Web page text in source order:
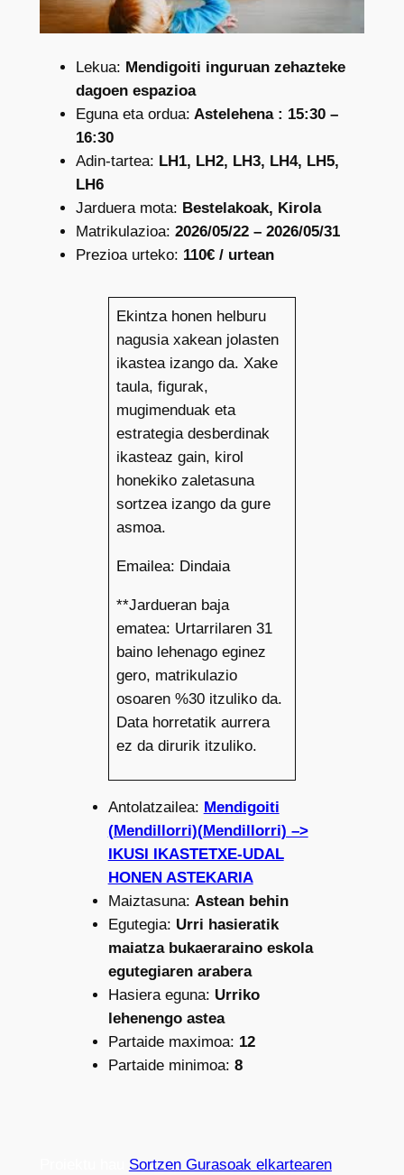
Lekua: Mendigoiti inguruan zehazteke
dagoen espazioa
Eguna eta ordua: Astelehena : 15:30 –
16:30
Adin-tartea: LH1, LH2, LH3, LH4, LH5,
LH6
Jarduera mota: Bestelakoak, Kirola
Matrikulazioa: 2026/05/22 – 2026/05/31
Prezioa urteko: 110€ / urtean
Ekintza honen helburu
nagusia xakean jolasten
ikastea izango da. Xake
taula, figurak,
mugimenduak eta
estrategia desberdinak
ikasteaz gain, kirol
honekiko zaletasuna
sortzea izango da gure
asmoa.
Emailea: Dindaia
**Jardueran baja
ematea: Urtarrilaren 31
baino lehenago eginez
gero, matrikulazio
osoaren %30 itzuliko da.
Data horretatik aurrera
ez da dirurik itzuliko.
Antolatzailea: Mendigoiti
(Mendillorri)(Mendillorri) –>
IKUSI IKASTETXE-UDAL
HONEN ASTEKARIA
Maiztasuna: Astean behin
Egutegia: Urri hasieratik
maiatza bukaeraraino eskola
egutegiaren arabera
Hasiera eguna: Urriko
lehenengo astea
Partaide maximoa: 12
Partaide minimoa: 8
Sortzen Gurasoak elkartearen